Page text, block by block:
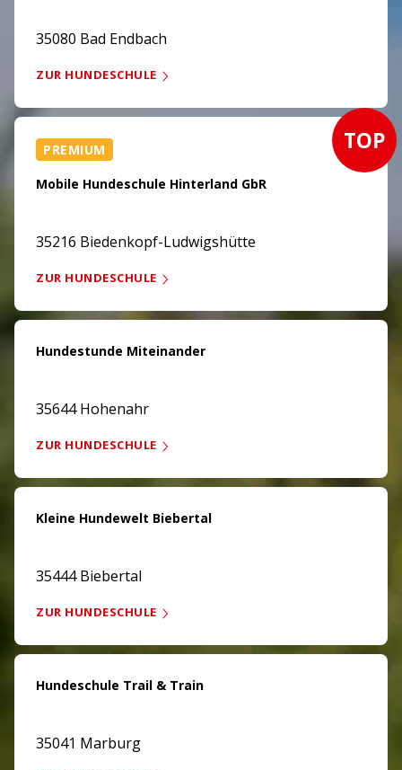
35080 Bad Endbach
ZUR HUNDESCHULE
TOP
PREMIUM
Mobile Hundeschule Hinterland GbR
35216 Biedenkopf-Ludwigshütte
ZUR HUNDESCHULE
Hundestunde Miteinander
35644 Hohenahr
ZUR HUNDESCHULE
Kleine Hundewelt Biebertal
35444 Biebertal
ZUR HUNDESCHULE
Hundeschule Trail & Train
35041 Marburg